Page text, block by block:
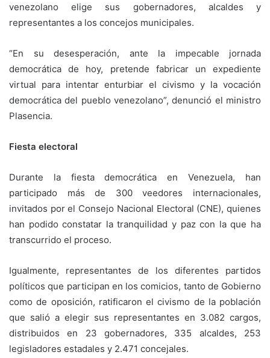
venezolano elige sus gobernadores, alcaldes y
representantes a los concejos municipales.
“En su desesperación, ante la impecable jornada
democrática de hoy, pretende fabricar un expediente
virtual para intentar enturbiar el civismo y la vocación
democrática del pueblo venezolano”, denunció el ministro
Plasencia.
Fiesta electoral
Durante la fiesta democrática en Venezuela, han
participado más de 300 veedores internacionales,
invitados por el Consejo Nacional Electoral (CNE), quienes
han podido constatar la tranquilidad y paz con la que ha
transcurrido el proceso.
Igualmente, representantes de los diferentes partidos
políticos que participan en los comicios, tanto de Gobierno
como de oposición, ratificaron el civismo de la población
que salió a elegir sus representantes en 3.082 cargos,
distribuidos en 23 gobernadores, 335 alcaldes, 253
legisladores estadales y 2.471 concejales.